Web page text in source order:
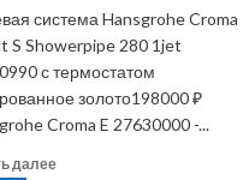
система Hansgrohe Croma
S Showerpipe 280 1jet
с термостатом
золото198000 ₽
Croma E 27630000 -...
далееПрочитать